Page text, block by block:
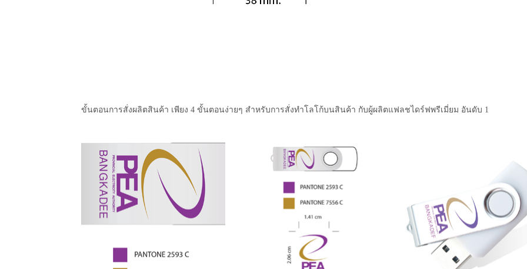
ขั้นตอนการสั่งผลิตสินค้า เพียง 4 ขั้นตอนง่ายๆ สำหรับการสั่งทำโลโก้บนสินค้า กับผู้ผลิตแฟลชไดร์ฟพรีเมี่ยม อันดับ 1